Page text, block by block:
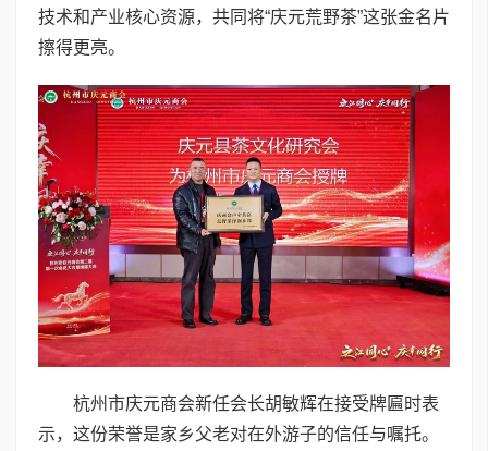
技术和产业核心资源，共同将“庆元荒野茶”这张金名片
擦得更亮。
杭州市庆元商会新任会长胡敏辉在接受牌匾时表
示，这份荣誉是家乡父老对在外游子的信任与嘱托。